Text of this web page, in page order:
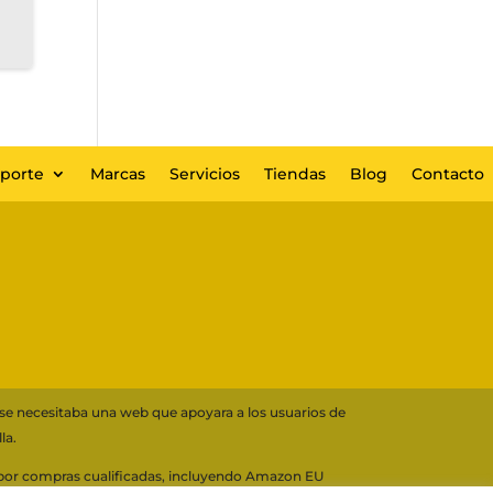
Marcas Servicios Tiendas Blog Contacto
necesitaba una web que apoyara a los usuarios de
compras cualificadas, incluyendo Amazon EU